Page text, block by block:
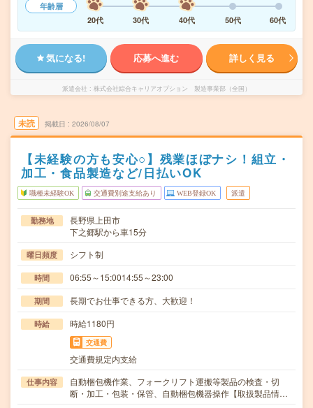
年齢層
20代
30代 40代 50代 60代
気になる! 応募へ進む 詳しく見る
派遣会社 株式会社綜合キャリアオプション 製造事業部（全国）
未読 掲載日 2026/08/07
【未経験の方も安心○】残業ほぼナシ！組立・
加工・食品製造など/日払いOK
職種未経験OK 交通費別途支給あり WEB登録OK 派遣
勤務地
長野県上田市
下之郷駅から車15分
曜日頻度 シフト制
時間 06:55～15:0014:55～23:00
期間 長期でお仕事できる方、大歓迎！
時給 時給1180円
交通費
交通費規定内支給
仕事内容
自動梱包機作業、フォークリフト運搬等製品の検査・切
断・加工・包装・保管、自動梱包機器操作【取扱製品情…